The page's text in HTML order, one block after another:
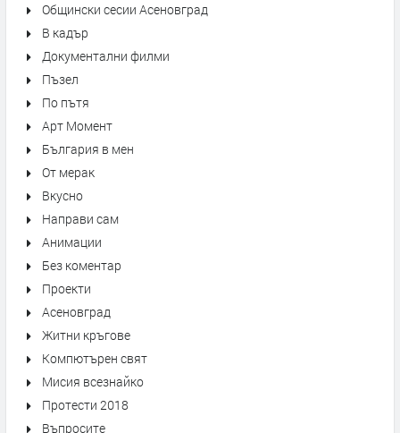
Общински сесии Асеновград
В кадър
Документални филми
Пъзел
По пътя
Арт Момент
България в мен
От мерак
Вкусно
Направи сам
Анимации
Без коментар
Проекти
Асеновград
Житни кръгове
Компютърен свят
Мисия всезнайко
Протести 2018
Въпросите